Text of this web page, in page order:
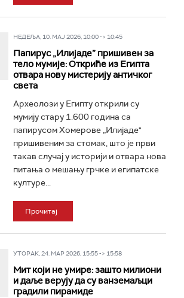
НЕДЕЉА, 10. МАЈ 2026, 10:00 -> 10:45
Папирус „Илијаде” пришивен за
тело мумије: Откриће из Египта
отвара нову мистерију античког
света
Археолози у Египту открили су
мумију стару 1.600 година са
папирусом Хомерове „Илијаде"
пришивеним за стомак, што је први
такав случај у историји и отвара нова
питања о мешању грчке и египатске
културе...
Прочитај
УТОРАК, 24. МАР 2026, 15:55 -> 15:58
Мит који не умире: зашто милиони
и даље верују да су ванземаљци
градили пирамиде